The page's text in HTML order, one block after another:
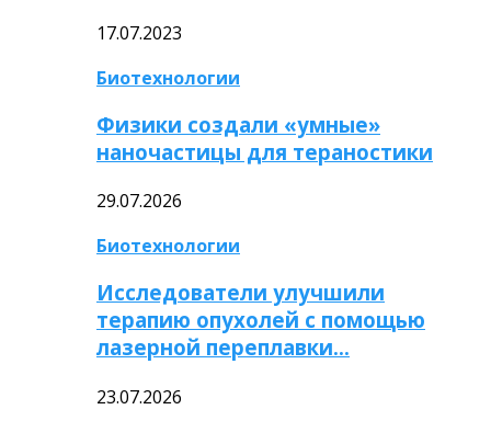
17.07.2023
Биотехнологии
Физики создали «умные»
наночастицы для тераностики
29.07.2026
Биотехнологии
Исследователи улучшили
терапию опухолей с помощью
лазерной переплавки…
23.07.2026